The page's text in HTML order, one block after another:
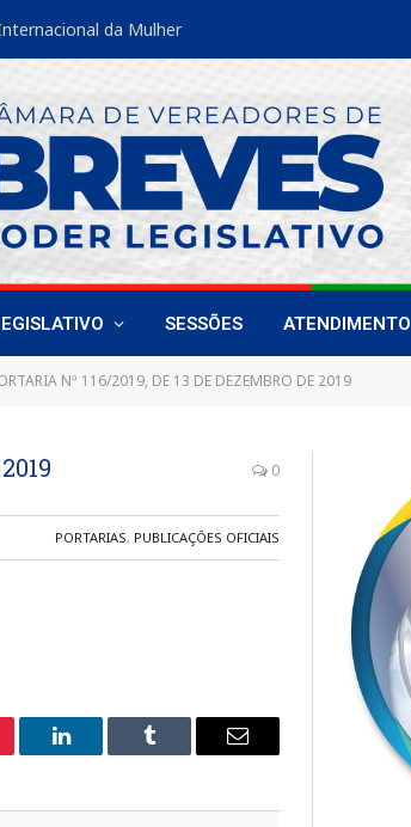
SESSÕES ATENDIMENTO
Nº 116/2019, DE 13 DE DEZEMBRO DE 2019
0
PORTARIAS, PUBLICAÇÕES OFICIAIS
LinkedIn Tumblr
E-